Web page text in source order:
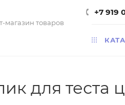
магазин товаров
+7 919
для теста